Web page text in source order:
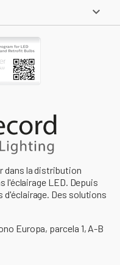

dans la distribution
l'éclairage LED. Depuis
d'éclairage. Des solutions
Europa, parcela 1, A-B